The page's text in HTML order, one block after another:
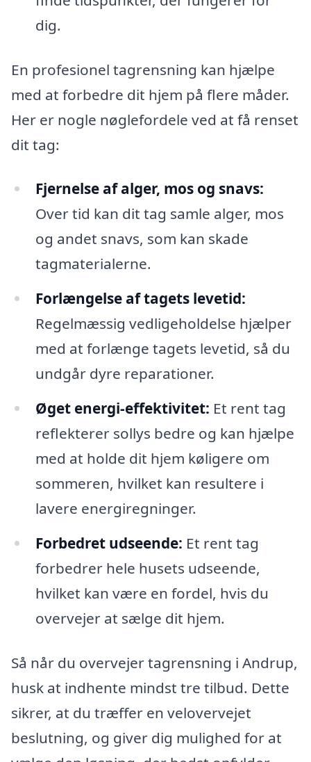
dig.
En profesionel tagrensning kan hjælpe
med at forbedre dit hjem på flere måder.
Her er nogle nøglefordele ved at få renset
dit tag:
Fjernelse af alger, mos og snavs:
Over tid kan dit tag samle alger, mos
og andet snavs, som kan skade
tagmaterialerne.
Forlængelse af tagets levetid:
Regelmæssig vedligeholdelse hjælper
med at forlænge tagets levetid, så du
undgår dyre reparationer.
Øget energi-effektivitet: Et rent tag
reflekterer sollys bedre og kan hjælpe
med at holde dit hjem køligere om
sommeren, hvilket kan resultere i
lavere energiregninger.
Forbedret udseende: Et rent tag
forbedrer hele husets udseende,
hvilket kan være en fordel, hvis du
overvejer at sælge dit hjem.
Så når du overvejer tagrensning i Andrup,
husk at indhente mindst tre tilbud. Dette
sikrer, at du træffer en velovervejet
beslutning, og giver dig mulighed for at